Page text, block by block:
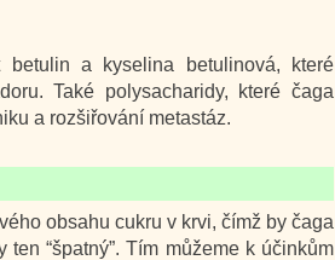
a kyselina betulinová, které
Také polysacharidy, které čaga
a rozšiřování metastáz.
obsahu cukru v krvi, čímž by čaga
“špatný”. Tím můžeme k účinkům